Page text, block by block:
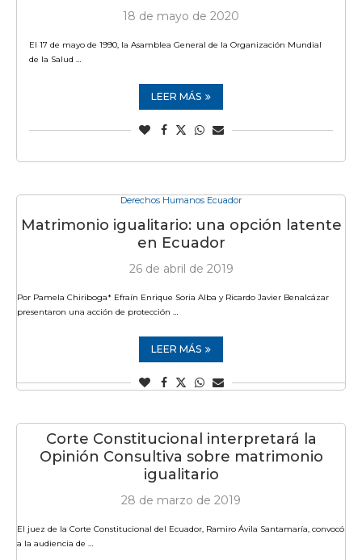
18 de mayo de 2020
El 17 de mayo de 1990, la Asamblea General de la Organización Mundial
de la Salud …
LEER MÁS
Derechos Humanos Ecuador
Matrimonio igualitario: una opción latente
en Ecuador
26 de abril de 2019
Por Pamela Chiriboga* Efraín Enrique Soria Alba y Ricardo Javier Benalcázar
presentaron una acción de protección …
LEER MÁS
Corte Constitucional interpretará la
Opinión Consultiva sobre matrimonio
igualitario
28 de marzo de 2019
El juez de la Corte Constitucional del Ecuador, Ramiro Ávila Santamaría, convocó
a la audiencia de …